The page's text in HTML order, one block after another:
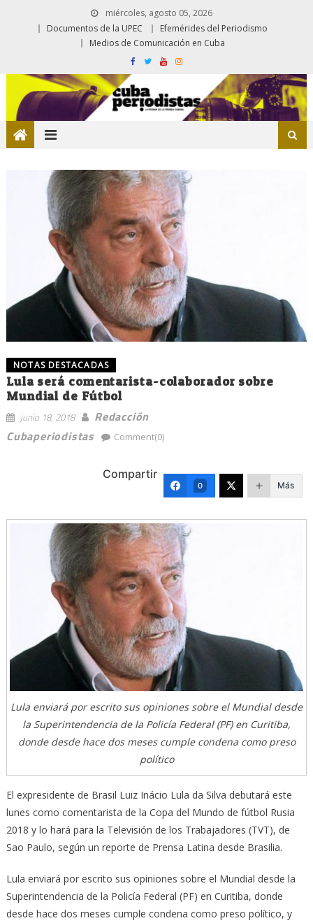
miércoles, agosto 05, 2026
Documentos de la UPEC
Efemérides del Periodismo
Medios de Comunicación en Cuba
NOTAS DESTACADAS
Lula será comentarista-colaborador sobre
Mundial de Fútbol
junio 18, 2018
Redacción
Cubaperiodistas
Comment(0)
Compartir
0 Más
Lula enviará por escrito sus opiniones sobre el Mundial desde
la Superintendencia de la Policía Federal (PF) en Curitiba,
donde desde hace dos meses cumple condena como preso
político
El expresidente de Brasil Luiz Inácio Lula da Silva debutará este
lunes como comentarista de la Copa del Mundo de fútbol Rusia
2018 y lo hará para la Televisión de los Trabajadores (TVT), de
Sao Paulo, según un reporte de Prensa Latina desde Brasilia.
Lula enviará por escrito sus opiniones sobre el Mundial desde la
Superintendencia de la Policía Federal (PF) en Curitiba, donde
desde hace dos meses cumple condena como preso político, y